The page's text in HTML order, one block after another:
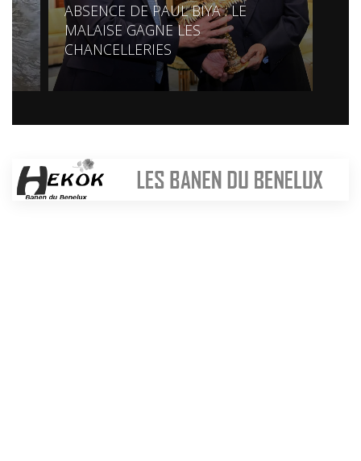
ABSENCE DE PAUL BIYA : LE
MALAISE GAGNE LES
CHANCELLERIES